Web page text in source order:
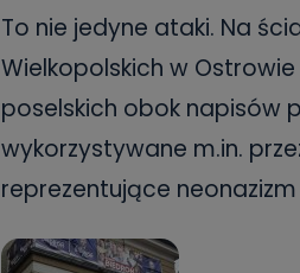
To nie jedyne ataki. Na
Wielkopolskich w Ostrowie
poselskich obok napisów
wykorzystywane m.in.
reprezentujące